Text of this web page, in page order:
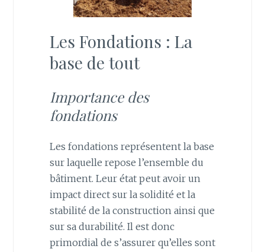
Les Fondations : La
base de tout
Importance des
fondations
Les fondations représentent la base
sur laquelle repose l’ensemble du
bâtiment. Leur état peut avoir un
impact direct sur la solidité et la
stabilité de la construction ainsi que
sur sa durabilité. Il est donc
primordial de s’assurer qu’elles sont